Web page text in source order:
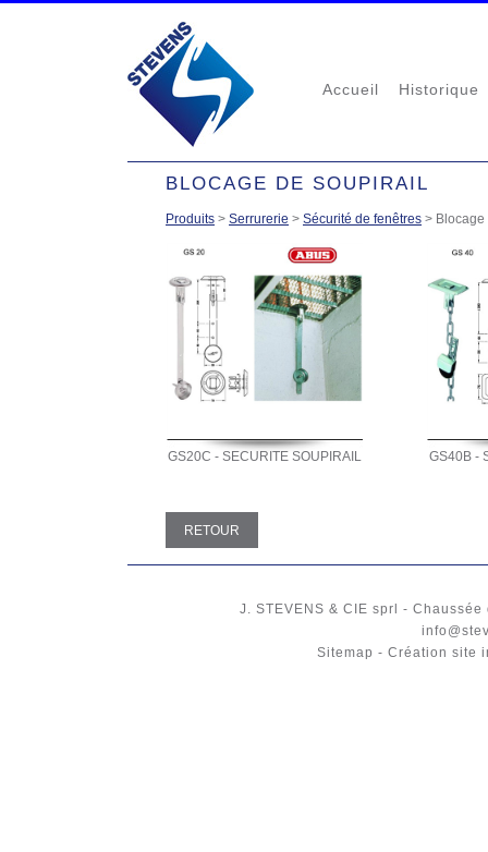
Accueil Historique
BLOCAGE DE SOUPIRAIL
Produits > Serrurerie > Sécurité de fenêtres >
GS20C - SECURITE SOUPIRAIL GS40B -
RETOUR
J. STEVENS & CIE sprl - Chaussée
Sitemap - Création site